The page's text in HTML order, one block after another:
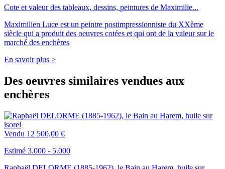
Cote et valeur des tableaux, dessins, peintures de Maximilie...
Maximilien Luce est un peintre postimpressionniste du XXème
siècle qui a produit des oeuvres cotées et qui ont de la valeur sur le
marché des enchères
En savoir plus >
Des oeuvres similaires vendues aux
enchères
Vendu 12 500,00 €
Estimé 3.000 - 5.000